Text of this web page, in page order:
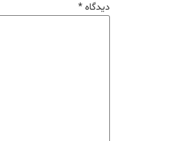
دیدگاه*